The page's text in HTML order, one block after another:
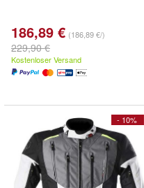
186,89 € (186,89 €/)
229,90 €
Kostenloser Versand
- 10%